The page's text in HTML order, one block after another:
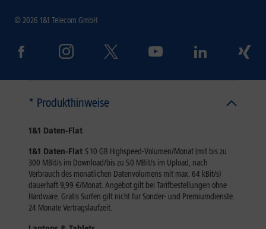
© 2026 1&1 Telecom GmbH